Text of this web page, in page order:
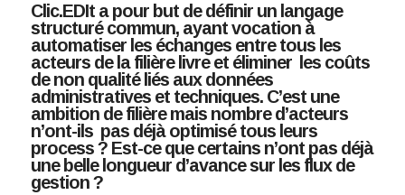
Clic.EDIta pour but de définir un langage
structuré commun, ayant vocation à
automatiser les échanges entre tous les
acteurs de la filière livre et éliminer les coûts
de non qualité liés aux données
administratives et techniques. C’est une
ambition de filière mais nombre d’acteurs
n’ont-ils pas déjà optimisé tous leurs
process ? Est-ce que certains n’ont pas déjà
une belle longueur d’avance sur les flux de
gestion ?